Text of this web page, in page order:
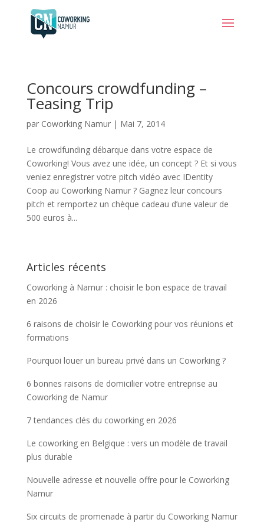
Concours crowdfunding –
Teasing Trip
par Coworking Namur| Mai 7, 2014
Le crowdfunding débarque dans votre espace de
Coworking! Vous avez une idée, un concept ? Et si vous
veniez enregistrer votre pitch vidéo avec IDentity
Coop au Coworking Namur ? Gagnez leur concours
pitch et remportez un chèque cadeau d’une valeur de
500 euros à...
Articles récents
Coworking à Namur : choisir le bon espace de travail
en 2026
6 raisons de choisir le Coworking pour vos réunions et
formations
Pourquoi louer un bureau privé dans un Coworking ?
6 bonnes raisons de domicilier votre entreprise au
Coworking de Namur
7 tendances clés du coworking en 2026
Le coworking en Belgique : vers un modèle de travail
plus durable
Nouvelle adresse et nouvelle offre pour le Coworking
Namur
Six circuits de promenade à partir du Coworking Namur